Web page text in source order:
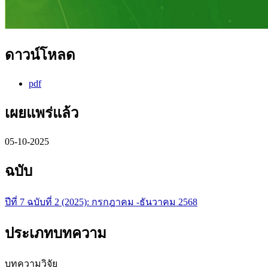
ดาวน์โหลด
pdf
เผยแพร่แล้ว
05-10-2025
ฉบับ
ปีที่ 7 ฉบับที่ 2 (2025): กรกฎาคม -ธันวาคม 2568
ประเภทบทความ
บทความวิจัย